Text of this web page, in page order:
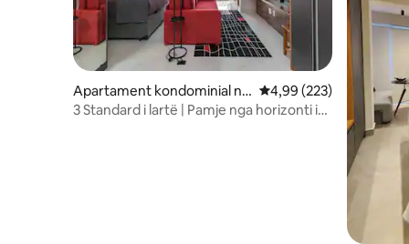
Apartament kondominial në
Bela Vista
Vlerësimi mesatar 4,99
4,99 (223)
3 Standard i lartë | Pamje nga horizonti i